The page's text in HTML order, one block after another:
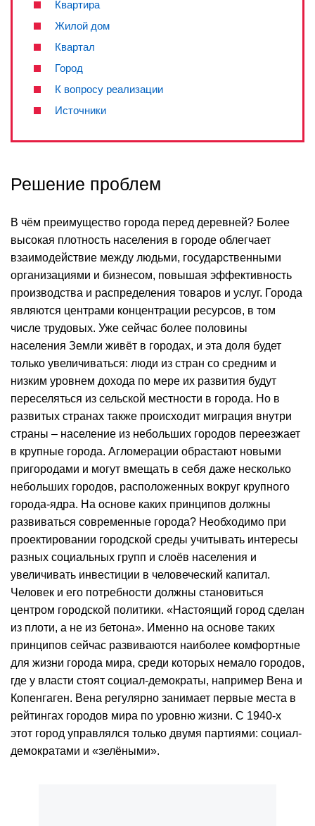
Квартира
Жилой дом
Квартал
Город
К вопросу реализации
Источники
Решение проблем
В чём преимущество города перед деревней? Более
высокая плотность населения в городе облегчает
взаимодействие между людьми, государственными
организациями и бизнесом, повышая эффективность
производства и распределения товаров и услуг. Города
являются центрами концентрации ресурсов, в том
числе трудовых. Уже сейчас более половины
населения Земли живёт в городах, и эта доля будет
только увеличиваться: люди из стран со средним и
низким уровнем дохода по мере их развития будут
переселяться из сельской местности в города. Но в
развитых странах также происходит миграция внутри
страны – население из небольших городов переезжает
в крупные города. Агломерации обрастают новыми
пригородами и могут вмещать в себя даже несколько
небольших городов, расположенных вокруг крупного
города-ядра. На основе каких принципов должны
развиваться современные города? Необходимо при
проектировании городской среды учитывать интересы
разных социальных групп и слоёв населения и
увеличивать инвестиции в человеческий капитал.
Человек и его потребности должны становиться
центром городской политики. «Настоящий город сделан
из плоти, а не из бетона». Именно на основе таких
принципов сейчас развиваются наиболее комфортные
для жизни города мира, среди которых немало городов,
где у власти стоят социал-демократы, например Вена и
Копенгаген. Вена регулярно занимает первые места в
рейтингах городов мира по уровню жизни. С 1940-х
этот город управлялся только двумя партиями: социал-
демократами и «зелёными».